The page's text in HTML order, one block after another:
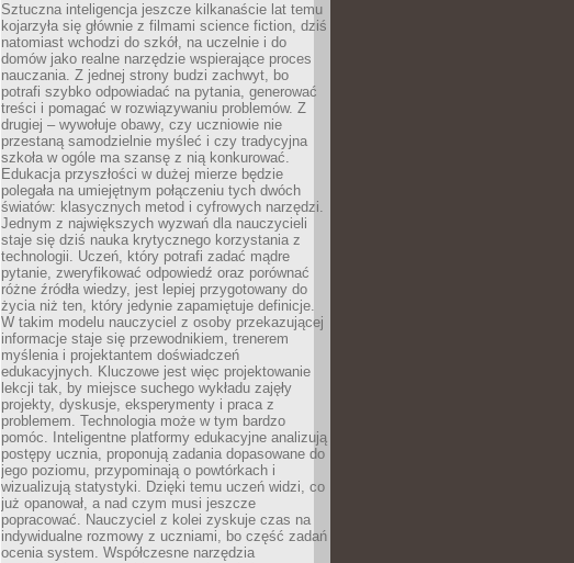
Sztuczna inteligencja jeszcze kilkanaście lat temu
kojarzyła się głównie z filmami science fiction, dziś
natomiast wchodzi do szkół, na uczelnie i do
domów jako realne narzędzie wspierające proces
nauczania. Z jednej strony budzi zachwyt, bo
potrafi szybko odpowiadać na pytania, generować
treści i pomagać w rozwiązywaniu problemów. Z
drugiej – wywołuje obawy, czy uczniowie nie
przestaną samodzielnie myśleć i czy tradycyjna
szkoła w ogóle ma szansę z nią konkurować.
Edukacja przyszłości w dużej mierze będzie
polegała na umiejętnym połączeniu tych dwóch
światów: klasycznych metod i cyfrowych narzędzi.
Jednym z największych wyzwań dla nauczycieli
staje się dziś nauka krytycznego korzystania z
technologii. Uczeń, który potrafi zadać mądre
pytanie, zweryfikować odpowiedź oraz porównać
różne źródła wiedzy, jest lepiej przygotowany do
życia niż ten, który jedynie zapamiętuje definicje.
W takim modelu nauczyciel z osoby przekazującej
informacje staje się przewodnikiem, trenerem
myślenia i projektantem doświadczeń
edukacyjnych. Kluczowe jest więc projektowanie
lekcji tak, by miejsce suchego wykładu zajęły
projekty, dyskusje, eksperymenty i praca z
problemem. Technologia może w tym bardzo
pomóc. Inteligentne platformy edukacyjne analizują
postępy ucznia, proponują zadania dopasowane do
jego poziomu, przypominają o powtórkach i
wizualizują statystyki. Dzięki temu uczeń widzi, co
już opanował, a nad czym musi jeszcze
popracować. Nauczyciel z kolei zyskuje czas na
indywidualne rozmowy z uczniami, bo część zadań
ocenia system. Współczesne narzędzia